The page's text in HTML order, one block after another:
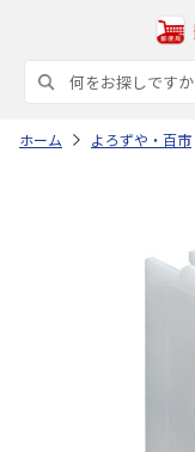
ホーム よろずや・百市